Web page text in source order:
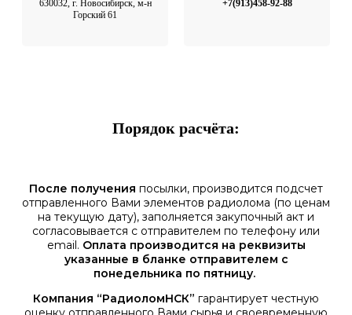
630032, г. Новосибирск, м-н
Горский 61
+7(913)458-92-88
Порядок расчёта:
После получения посылки, производится подсчет
отправленного Вами элементов радиолома (по ценам
на текущую дату), заполняется закупочный акт и
согласовывается с отправителем по телефону или
email. Оплата производится на реквизиты
указанные в бланке отправителем с
понедельника по пятницу.
Компания “РадиоломНСК” гарантирует честную